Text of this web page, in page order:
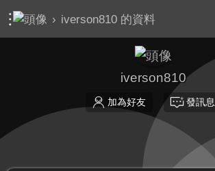
› iverson810 的資料
iverson810
加為好友 發訊息